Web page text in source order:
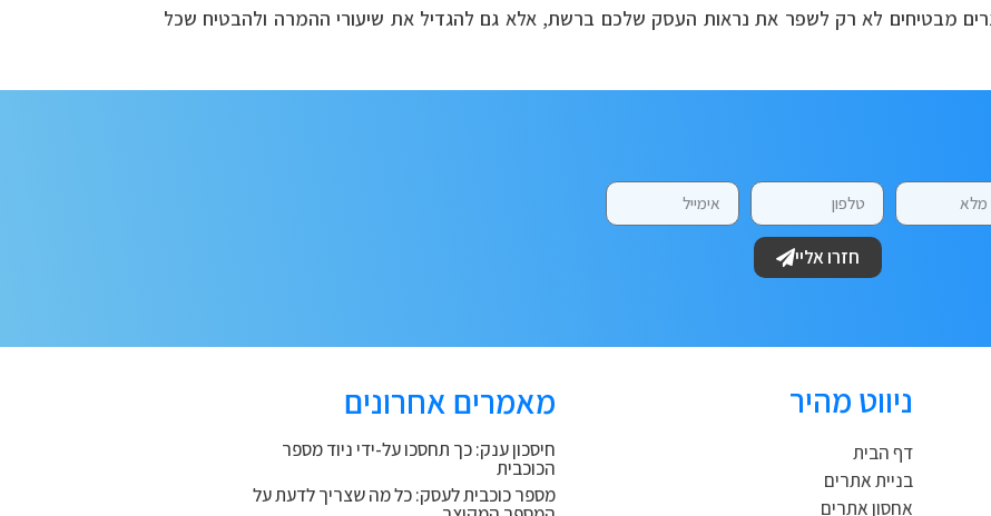
מבטיחים לא רק לשפר את נראות העסק שלכם ברשת, אלא גם להגדיל את שיעורי ההמרה ולהבטיח שכל
חזרו אליי
ניווט מהיר
דף הבית
בניית אתרים
אחסון אתרים
מאמרים אחרונים
חיסכון ענק: כך תחסכו על-ידי ניוד מספר
הכוכבית
מספר כוכבית לעסק: כל מה שצריך לדעת על